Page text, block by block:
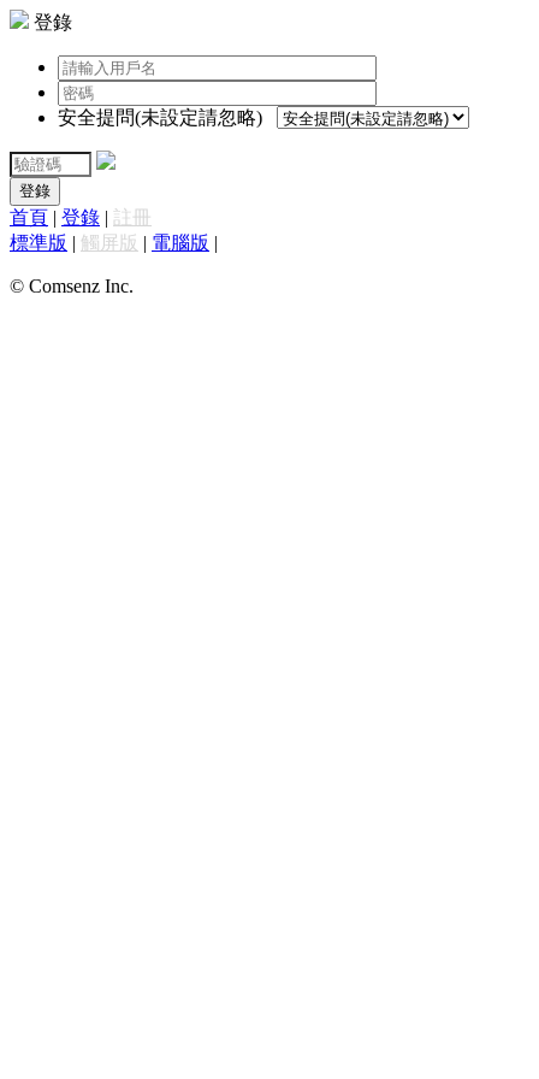
登錄
安全提問(未設定請忽略)
登錄
首頁 | 登錄 | 註冊
標準版 | 觸屏版 | 電腦版 |
© Comsenz Inc.